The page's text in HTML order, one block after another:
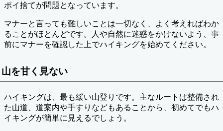
ポイ捨てが問題となっています。
マナーと言っても難しいことは一切なく、よく考えればわか
ることがほとんどです。人や自然に迷惑をかけないよう、事
前にマナーを確認した上でハイキングを始めてください。
山を甘く見ない
ハイキングは、最も緩い山登りです。主なルートは整備され
た山道、道案内や手すりなどもあることから、初めてでもハ
イキングが簡単に見えるでしょう。